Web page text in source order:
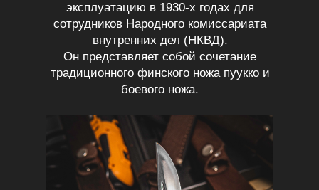
эксплуатацию в 1930-х годах для
сотрудников Народного комиссариата
внутренних дел (НКВД).
Он представляет собой сочетание
традиционного финского ножа пуукко и
боевого ножа.